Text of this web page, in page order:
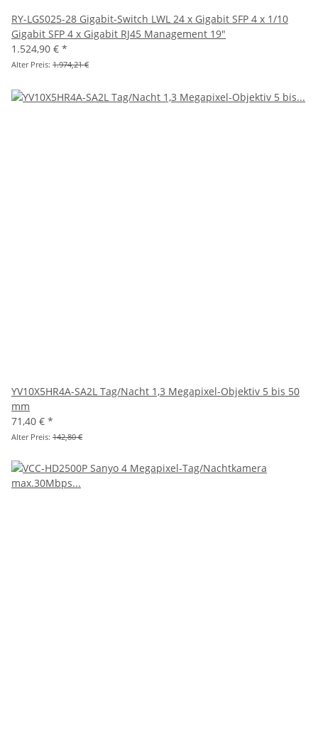
RY-LGS025-28 Gigabit-Switch LWL 24 x Gigabit SFP 4 x 1/10
Gigabit SFP 4 x Gigabit RJ45 Management 19"
1.524,90 € *
Alter Preis: 1.974,21 €
YV10X5HR4A-SA2L Tag/Nacht 1,3 Megapixel-Objektiv 5 bis 50
mm
71,40 € *
Alter Preis: 142,80 €